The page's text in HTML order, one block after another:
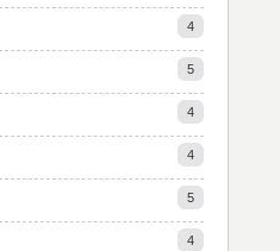
4
5
4
4
5
4